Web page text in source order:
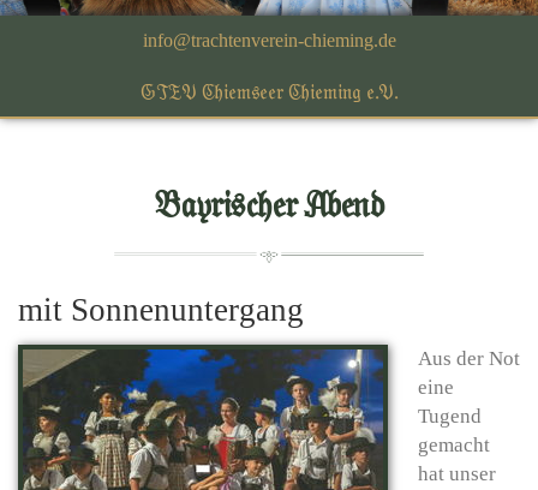
GTEV Chiemseer Chieming e.V.
Bayrischer Abend
mit Sonnenuntergang
Aus der Not
eine
Tugend
gemacht
hat unser